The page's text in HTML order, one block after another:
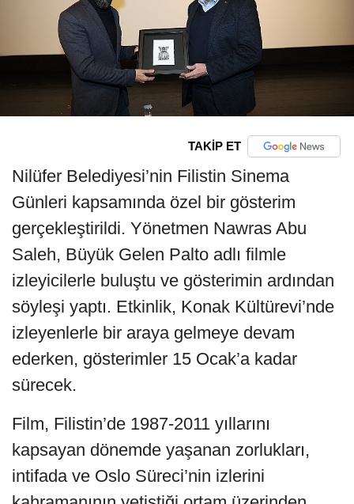
TAKİP ET
Nilüfer Belediyesi’nin Filistin Sinema
Günleri kapsamında özel bir gösterim
gerçekleştirildi. Yönetmen Nawras Abu
Saleh, Büyük Gelen Palto adlı filmle
izleyicilerle buluştu ve gösterimin ardından
söyleşi yaptı. Etkinlik, Konak Kültürevi’nde
izleyenlerle bir araya gelmeye devam
ederken, gösterimler 15 Ocak’a kadar
sürecek.
Film, Filistin’de 1987-2011 yıllarını
kapsayan dönemde yaşanan zorlukları,
intifada ve Oslo Süreci’nin izlerini